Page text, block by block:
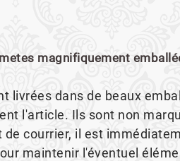
magnifiquement
livrées dans de beaux
l'article. Ils sont non
de courrier, il est
maintenir l'éventuel